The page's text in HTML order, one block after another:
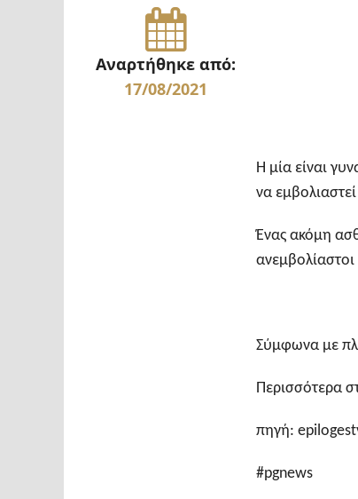
Αναρτήθηκε από:
17/08/2021
Η μία είναι
να εμβολιαστεί
Ένας ακόμη
ανεμβολίαστοι
Σύμφωνα με
Περισσότερα
πηγή:
#pgnews